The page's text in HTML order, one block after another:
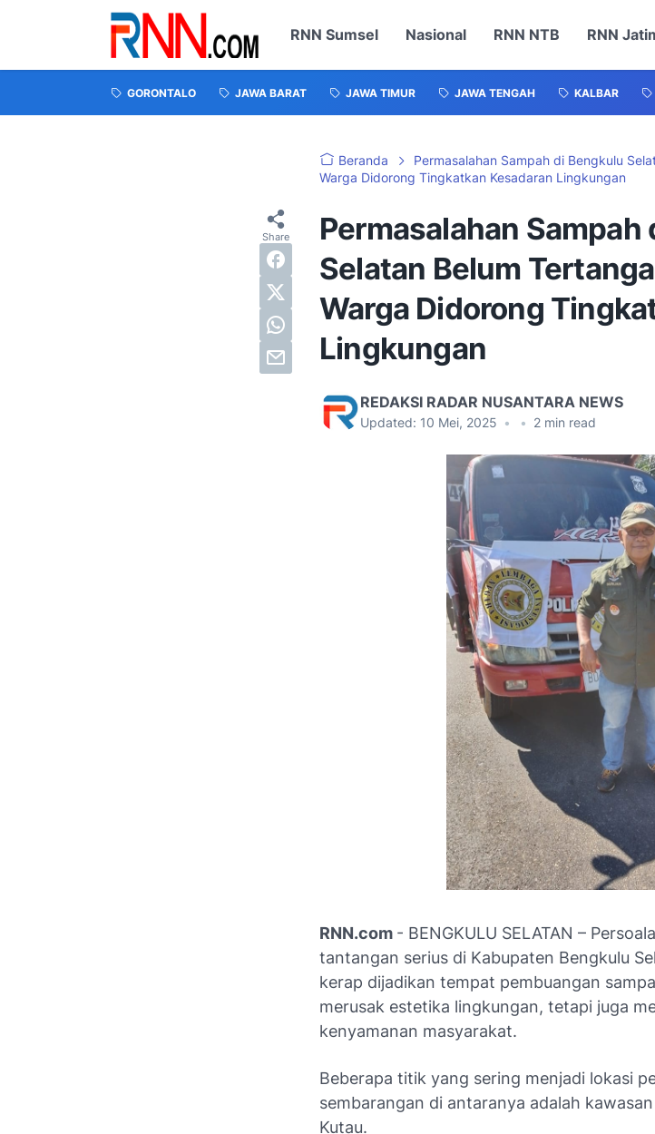
RNN Sumsel Nasional RNN NTB RNN
GORONTALO JAWA BARAT JAWA TIMUR JAWA TENGAH KALBAR
Beranda
Permasalahan Sampah di Bengkulu
Warga Didorong Tingkatkan Kesadaran Lingkungan
Permasalahan Sampah
Selatan Belum
Warga Didorong
Lingkungan
REDAKSI RADAR NUSANTARA NEWS
Updated: 10 Mei, 2025 • • 2 min read
RNN.com - BENGKULU SELATAN –
tantangan serius di Kabupaten Bengkulu
kerap dijadikan tempat pembuangan
merusak estetika lingkungan, tetapi juga
kenyamanan masyarakat.
Beberapa titik yang sering menjadi lokasi
sembarangan di antaranya adalah
Kutau.